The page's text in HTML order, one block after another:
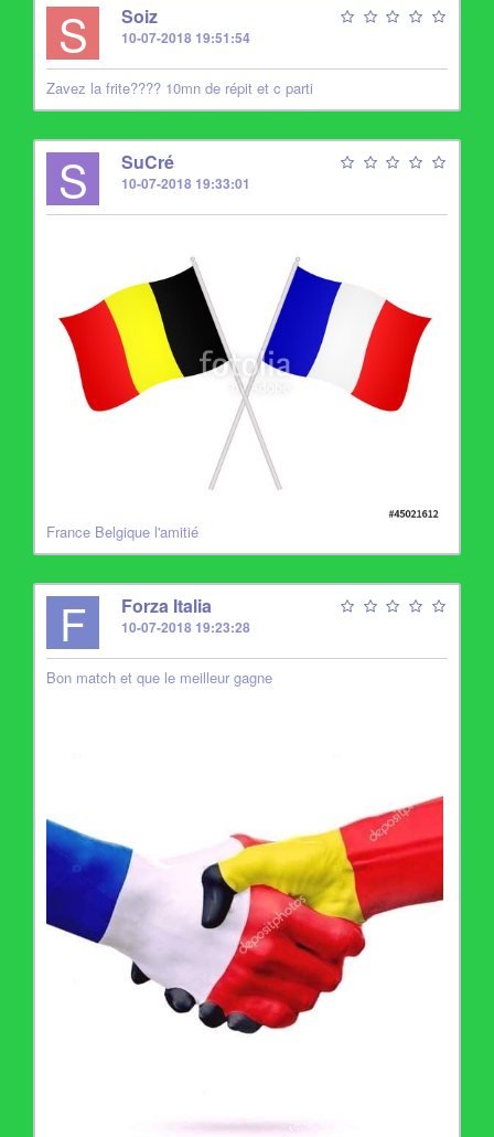
S Soiz
10-07-2018 19:51:54
Zavez la frite???? 10mn de répit et c parti
S SuCré
10-07-2018 19:33:01
France Belgique l'amitié
F Forza Italia
10-07-2018 19:23:28
Bon match et que le meilleur gagne